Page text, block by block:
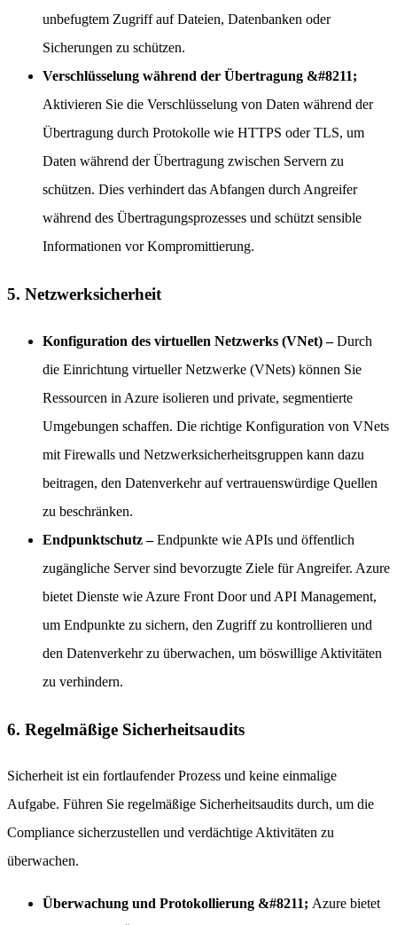
unbefugtem Zugriff auf Dateien, Datenbanken oder
Sicherungen zu schützen.
Verschlüsselung während der Übertragung &#8211;
Aktivieren Sie die Verschlüsselung von Daten während der
Übertragung durch Protokolle wie HTTPS oder TLS, um
Daten während der Übertragung zwischen Servern zu
schützen. Dies verhindert das Abfangen durch Angreifer
während des Übertragungsprozesses und schützt sensible
Informationen vor Kompromittierung.
5. Netzwerksicherheit
Konfiguration des virtuellen Netzwerks (VNet) –Durch
die Einrichtung virtueller Netzwerke (VNets) können Sie
Ressourcen in Azure isolieren und private, segmentierte
Umgebungen schaffen. Die richtige Konfiguration von VNets
mit Firewalls und Netzwerksicherheitsgruppen kann dazu
beitragen, den Datenverkehr auf vertrauenswürdige Quellen
zu beschränken.
Endpunktschutz –Endpunkte wie APIs und öffentlich
zugängliche Server sind bevorzugte Ziele für Angreifer. Azure
bietet Dienste wie Azure Front Door und API Management,
um Endpunkte zu sichern, den Zugriff zu kontrollieren und
den Datenverkehr zu überwachen, um böswillige Aktivitäten
zu verhindern.
6. Regelmäßige Sicherheitsaudits
Sicherheit ist ein fortlaufender Prozess und keine einmalige
Aufgabe. Führen Sie regelmäßige Sicherheitsaudits durch, um die
Compliance sicherzustellen und verdächtige Aktivitäten zu
überwachen.
Überwachung und Protokollierung &#8211; Azure bietet